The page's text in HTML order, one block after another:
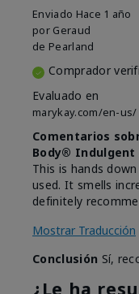
Enviado Hace 1 año
por Geraud
de Pearland
Comprador
Evaluado en
marykay.com/en-us/
Comentarios
Body® Indulgent
This is hands
used. It smells
definitely
Mostrar Traducción
Conclusión Sí,
¿Le ha